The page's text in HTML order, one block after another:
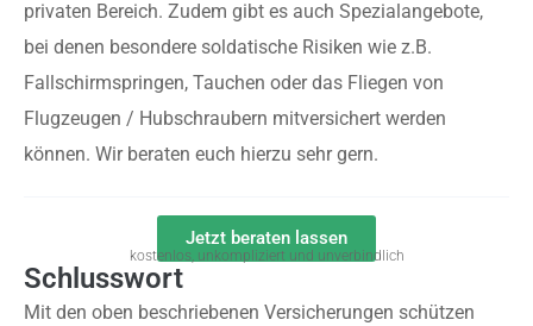
privaten Bereich. Zudem gibt es auch Spezialangebote,
bei denen besondere soldatische Risiken wie z.B.
Fallschirmspringen, Tauchen oder das Fliegen von
Flugzeugen / Hubschraubern mitversichert werden
können. Wir beraten euch hierzu sehr gern.
Jetzt beraten lassen
kostenlos, unkompliziert und unverbindlich
Schlusswort
Mit den oben beschriebenen Versicherungen schützen